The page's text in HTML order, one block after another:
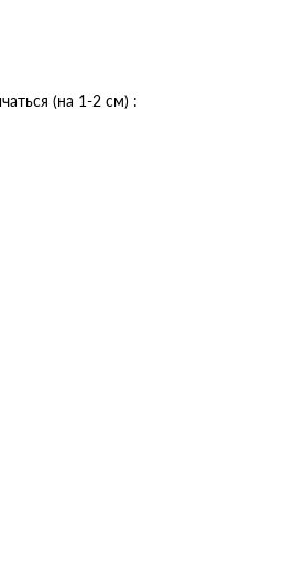
(на 1-2 см) :